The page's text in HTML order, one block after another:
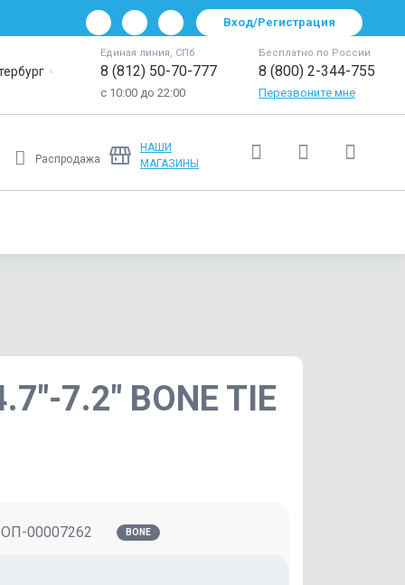
Вход/Регистрация
Единая линия, СПб
8 (812) 50-70-777
с 10:00 до 22:00
Бесплатно по России
8 (800) 2-344-755
Перезвоните мне
Распродажа
НАШИ
МАГАЗИНЫ
7.2" BONE TIE
ОП-00007262 BONE